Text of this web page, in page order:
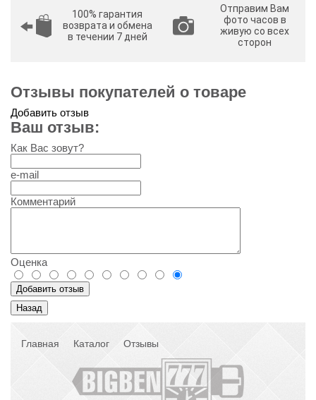
100% гарантия
возврата и обмена
в течении 7 дней
Отправим Вам
фото часов в
живую со всех
сторон
Отзывы покупателей о товаре
Добавить отзыв
Ваш отзыв:
Как Вас зовут?
e-mail
Комментарий
Оценка
Главная Каталог Отзывы